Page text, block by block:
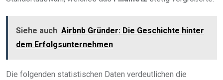
Siehe auch Airbnb Gründer: Die Geschichte hinter
dem Erfolgsunternehmen
Die folgenden statistischen Daten verdeutlichen die